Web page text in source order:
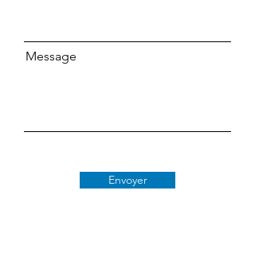
Message
Envoyer